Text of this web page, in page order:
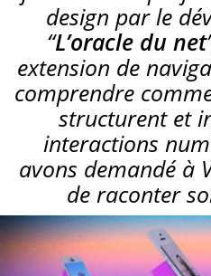
design par le
“L’oracle du net
extension de
comprendre
structurent et
interactions
avons demandé à
de raconter